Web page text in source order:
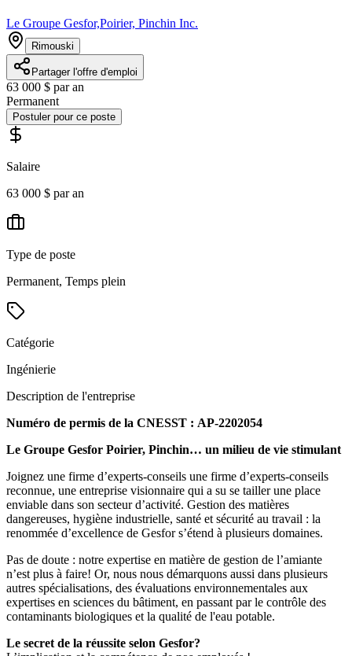
Le Groupe Gesfor,Poirier, Pinchin Inc.
Rimouski
Partager l'offre d'emploi
63 000 $ par an
Permanent
Postuler pour ce poste
Salaire
63 000 $ par an
Type de poste
Permanent, Temps plein
Catégorie
Ingénierie
Description de l'entreprise
Numéro de permis de la CNESST : AP-2202054
Le Groupe Gesfor Poirier, Pinchin… un milieu de vie stimulant
Joignez une firme d’experts-conseils une firme d’experts-conseils
reconnue, une entreprise visionnaire qui a su se tailler une place
enviable dans son secteur d’activité. Gestion des matières
dangereuses, hygiène industrielle, santé et sécurité au travail : la
renommée d’excellence de Gesfor s’étend à plusieurs domaines.
Pas de doute : notre expertise en matière de gestion de l’amiante
n’est plus à faire! Or, nous nous démarquons aussi dans plusieurs
autres spécialisations, des évaluations environnementales aux
expertises en sciences du bâtiment, en passant par le contrôle des
contaminants biologiques et la qualité de l'eau potable.
Le secret de la réussite selon Gesfor?